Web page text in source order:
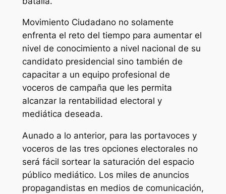
Movimiento Ciudadano no solamente
enfrenta el reto del tiempo para aumentar el
nivel de conocimiento a nivel nacional de su
candidato presidencial sino también de
capacitar a un equipo profesional de
voceros de campaña que les permita
alcanzar la rentabilidad electoral y
mediática deseada.
Aunado a lo anterior, para las portavoces y
voceros de las tres opciones electorales no
será fácil sortear la saturación del espacio
público mediático. Los miles de anuncios
propagandistas en medios de comunicación,